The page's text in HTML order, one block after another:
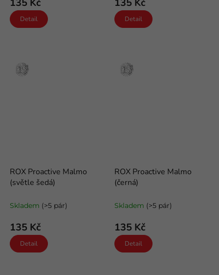
135 Kč
Detail
135 Kč
Detail
Stříbro
ROX Proactive Malmo
(světle šedá)
Skladem (>5 pár)
135 Kč
Detail
Stříbro
ROX Proactive Malmo
(černá)
Skladem (>5 pár)
135 Kč
Detail